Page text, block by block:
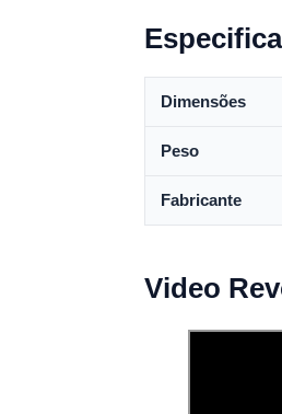
Dimensões
Peso
Fabricante
Video